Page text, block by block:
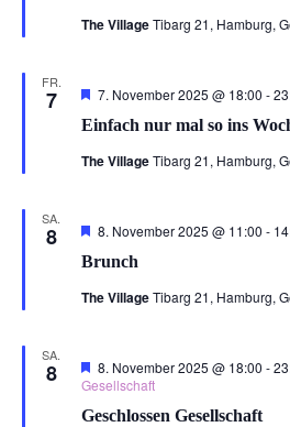
The VillageTibarg 21, Hamburg,
FR.
7
Einfach nur mal so ins
Hervorgehoben
7. November 2025 @ 18:00 -
The VillageTibarg 21, Hamburg,
SA.
8
Brunch
Hervorgehoben
8. November 2025 @ 11:00 -
The VillageTibarg 21, Hamburg,
SA.
8
Geschlossen Gesellschaft
Hervorgehoben
8. November 2025 @ 18:00 -
Gesellschaft